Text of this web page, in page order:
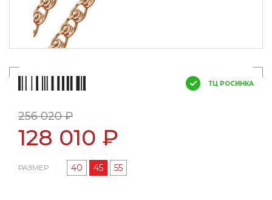
ТЦ РОСИНКА
256 020 ₽
128 010 ₽
РАЗМЕР 40 45 55